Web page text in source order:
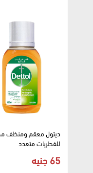
ديتول معقم ومنظف
للفطريات متعدد
65 جنيه